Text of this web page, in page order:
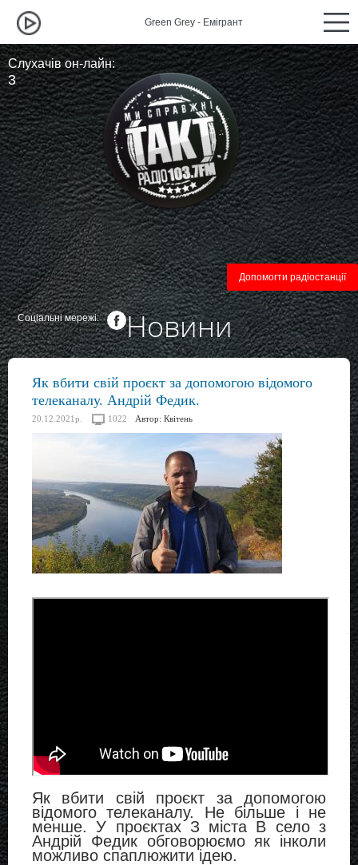
Слухачів он-лайн:
3
Green
Green Grey - Емігрант
Допомогти радіостанції
Соціальні мережі: Новини ←Всі новини
Як вбити свій проєкт за допомогою відомого
телеканалу. Андрій Федик.
20.12.2021р. 1022 Автор: Квітень
Як вбити свій проєкт за допомогою
відомого телеканалу. Не більше і не
менше. У проєктах З міста В село з
Андрій Федик обговорюємо як інколи
можливо спаплюжити ідею.